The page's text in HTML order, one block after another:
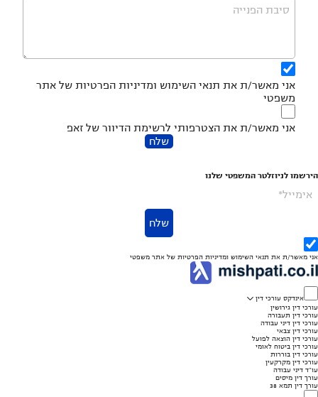
סיבת הפנייה
אני מאשר/ת את תנאי השימוש ומדיניות הפרטיות של אתר
משפטי
אני מאשר/ת את הצטרפותי לרשימת הדיוור של זאפ
שלח
הירשמו לניוזלטר המשפטי שלנו
אימייל*
שלח
אני מאשר/ת את תנאי השימוש ומדיניות הפרטיות של אתר משפטי
אינדקס עורכי דין
עורכי דין גירושין
עורכי דין תעבורה
עורכי דין דיני עבודה
עורכי דין צבאי
עורכי דין הוצאה לפועל
עורכי דין ביטוח לאומי
עורכי דין בוררות
עורכי דין מקרקעין
עו"ד דיני עבודה
עורך דין מיסים
עורך דין תמא 38